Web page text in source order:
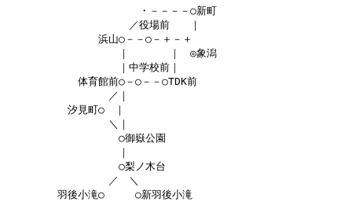
・－－－－○新町
／役場前　　｜
浜山○－－○－＋－＋
｜　　　　｜　◎象潟
｜中学校前｜
体育館前○－○－－○TDK前
／｜
汐見町○　｜
＼｜
○御嶽公園
｜
○梨ノ木台
／　＼
羽後小滝○　　　○新羽後小滝